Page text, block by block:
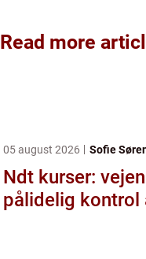
Read more
05 august 2026 Sofie
Ndt kurser:
pålidelig kontrol